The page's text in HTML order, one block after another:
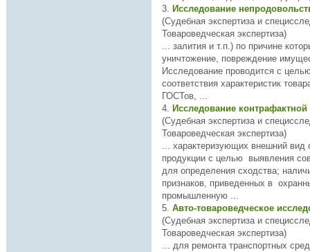
3.
(Судебная экспертиза и
Товароведческая экспертиза)
... залития и т.п.) по причине
уничтожение, повреждение
Исследование проводится с
соответствия характеристик
ГОСТов, ...
4. Исследование
(Судебная экспертиза и
Товароведческая экспертиза)
... характеризующих внешний вид
продукции с целью выявления
для определения сходства; наличия существенных
признаков, приведенных в
промышленную ...
5. Авто-товароведческое
(Судебная экспертиза и
Товароведческая экспертиза)
... для ремонта транспортных средств.